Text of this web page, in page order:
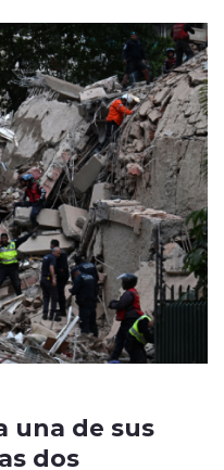
una de sus
dos